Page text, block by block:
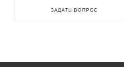
ЗАДАТЬ ВОПРОС